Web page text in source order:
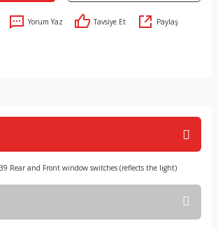
Yorum Yaz Tavsiye Et Paylaş
Rear and Front window switches (reflects the light)